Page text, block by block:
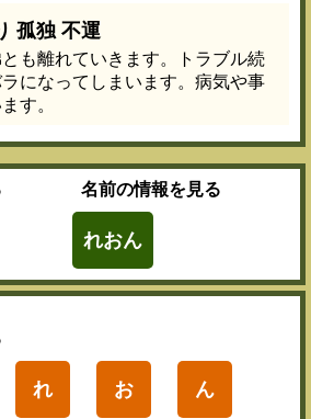
孤独 不運
も離れていきます。トラブル続
になってしまいます。病気や事
す。
名前の情報を見る
れおん
れ お ん